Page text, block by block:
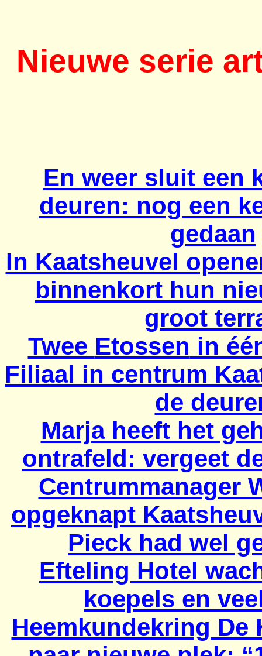
Nieuwe serie
En weer sluit een
deuren: nog een
gedaan
In Kaatsheuvel
binnenkort hun
groot
Twee Etossen in
Filiaal in centrum
de
Marja heeft het
ontrafeld: vergeet
Centrummanager
opgeknapt
Pieck had wel
Efteling Hotel
koepels en
Heemkundekring